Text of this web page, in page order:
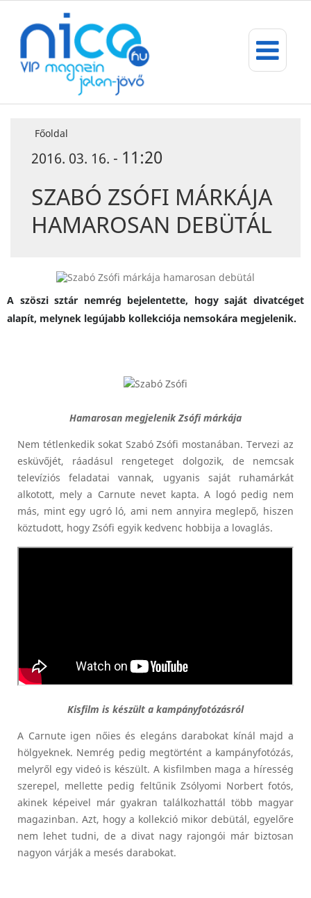
Főoldal
2016. 03. 16. - 11:20
SZABÓ ZSÓFI MÁRKÁJA
HAMAROSAN DEBÜTÁL
A szöszi sztár nemrég bejelentette, hogy saját divatcéget
alapít, melynek legújabb kollekciója nemsokára megjelenik.
Hamarosan megjelenik Zsófi márkája
Nem tétlenkedik sokat Szabó Zsófi mostanában. Tervezi az
esküvőjét, ráadásul rengeteget dolgozik, de nemcsak
televíziós feladatai vannak, ugyanis saját ruhamárkát
alkotott, mely a Carnute nevet kapta. A logó pedig nem
más, mint egy ugró ló, ami nem annyira meglepő, hiszen
köztudott, hogy Zsófi egyik kedvenc hobbija a lovaglás.
Kisfilm is készült a kampányfotózásról
A Carnute igen nőies és elegáns darabokat kínál majd a
hölgyeknek. Nemrég pedig megtörtént a kampányfotózás,
melyről egy videó is készült. A kisfilmben maga a híresség
szerepel, mellette pedig feltűnik Zsólyomi Norbert fotós,
akinek képeivel már gyakran találkozhattál több magyar
magazinban. Azt, hogy a kollekció mikor debütál, egyelőre
nem lehet tudni, de a divat nagy rajongói már biztosan
nagyon várják a mesés darabokat.